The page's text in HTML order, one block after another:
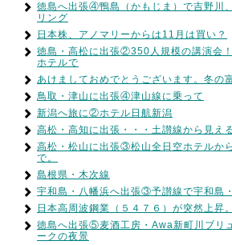
徳島へ出張④鴨島（かもじま）で吉野川
リング
日本株、アノマリーからは11月は買い？
徳島・高松に出張②350人規模の講演会
ホテルで
あけましておめでとうございます。冬の
鳥取・津山に出張④津山線に乗って
新潟へ旅に②ホテル日航新潟
高松・高知に出張・・・土讃線から見え
高松・松山に出張③松山全日空ホテルか
で。
島根県・木次線
宇和島・八幡浜へ出張③予讃線で宇和島
日本高周波鋼業（５４７６）が突然上昇。
徳島へ出張⑤麦酒工房・Awa新町川ブリ
ークの夜景